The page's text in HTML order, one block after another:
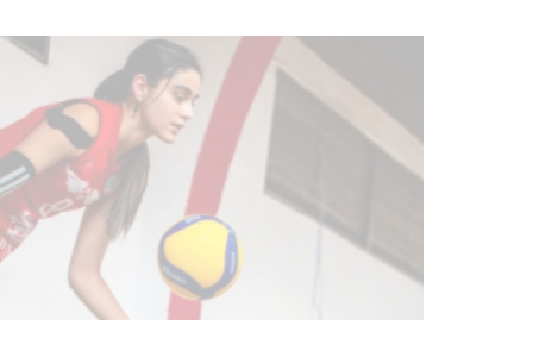
Actualización sobre la agenda de
vacunación contra el